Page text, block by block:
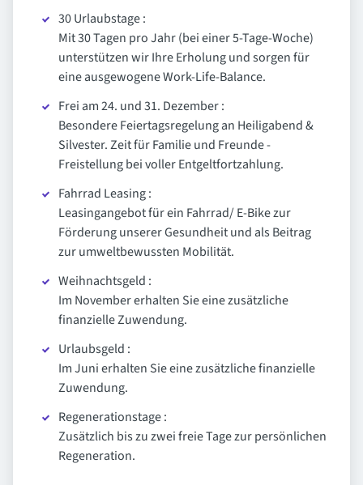
30 Urlaubstage :
Mit 30 Tagen pro Jahr (bei einer 5-Tage-Woche)
unterstützen wir Ihre Erholung und sorgen für
eine ausgewogene Work-Life-Balance.
Frei am 24. und 31. Dezember :
Besondere Feiertagsregelung an Heiligabend &
Silvester. Zeit für Familie und Freunde -
Freistellung bei voller Entgeltfortzahlung.
Fahrrad Leasing :
Leasingangebot für ein Fahrrad/ E-Bike zur
Förderung unserer Gesundheit und als Beitrag
zur umweltbewussten Mobilität.
Weihnachtsgeld :
Im November erhalten Sie eine zusätzliche
finanzielle Zuwendung.
Urlaubsgeld :
Im Juni erhalten Sie eine zusätzliche finanzielle
Zuwendung.
Regenerationstage :
Zusätzlich bis zu zwei freie Tage zur persönlichen
Regeneration.